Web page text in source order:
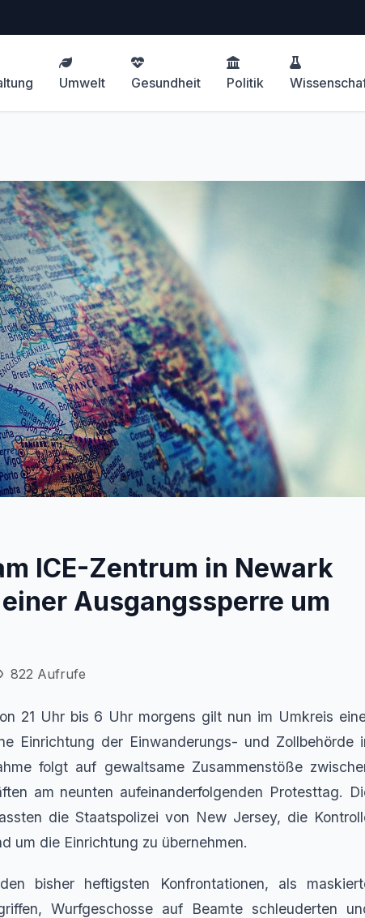
Umwelt Gesundheit Politik
ICE-Zentrum in Newark
Ausgangssperre um
822 Aufrufe
21 Uhr bis 6 Uhr morgens gilt nun im Umkreis
Einrichtung der Einwanderungs- und Zollbehörde
folgt auf gewaltsame Zusammenstöße
am neunten aufeinanderfolgenden Protesttag.
die Staatspolizei von New Jersey, die
um die Einrichtung zu übernehmen.
bisher heftigsten Konfrontationen, als
Wurfgeschosse auf Beamte schleuderten